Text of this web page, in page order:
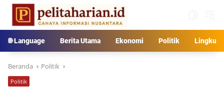
Langsung
konten
🌐 Language Berita Utama Ekonomi Politik
Beranda Politik
Politik